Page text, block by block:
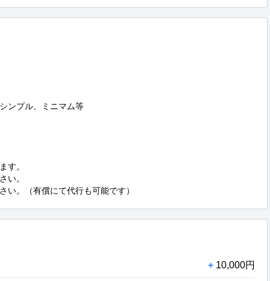
ンプル、ミニマム等
す。
い。
い。（有償にて代行も可能です）
+ 10,000円